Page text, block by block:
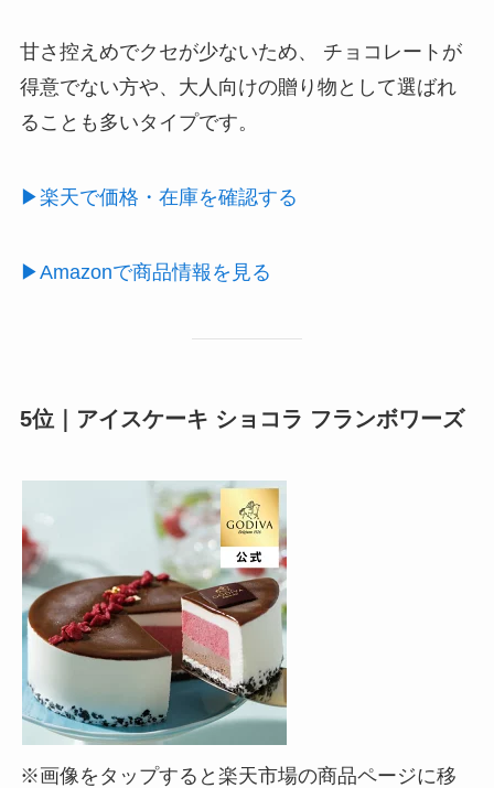
甘さ控えめでクセが少ないため、 チョコレートが
得意でない方や、大人向けの贈り物として選ばれ
ることも多いタイプです。
▶楽天で価格・在庫を確認する
▶Amazonで商品情報を見る
5位｜アイスケーキ ショコラ フランボワーズ
※画像をタップすると楽天市場の商品ページに移